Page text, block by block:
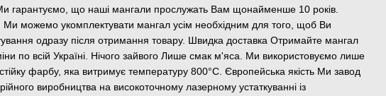
Ми гарантуємо, що наші мангали прослужать Вам щонайменше 10 років.
Ми можемо укомплектувати мангал усім необхідним для того, щоб Ви
одразу після отримання товару. Швидка доставка Отримайте мангал
по всій Україні. Нічого зайвого Лише смак м'яса. Ми використовуємо лише
фарбу, яка витримує температуру 800°С. Європейська якість Ми завод
виробництва на високоточному лазерному устаткуванні із